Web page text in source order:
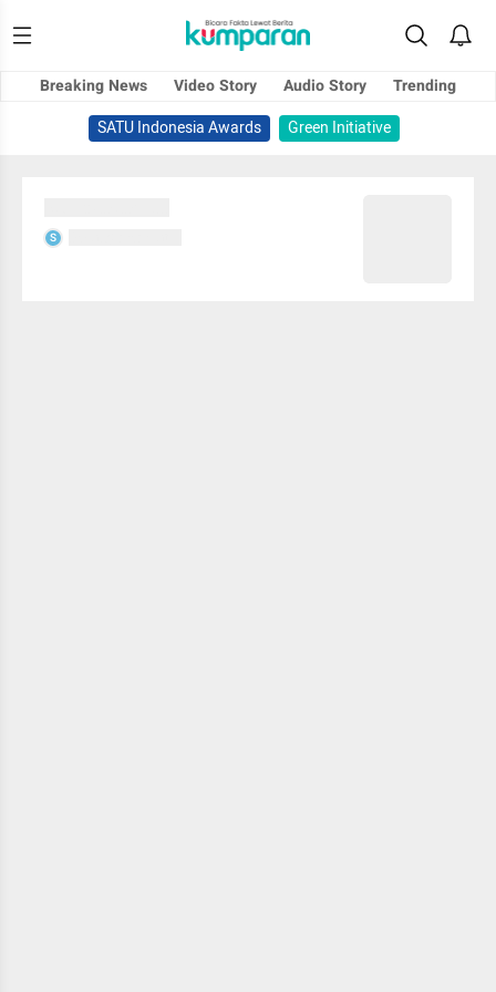
Breaking News Video Story Audio Story
Trending
SATU Indonesia Awards
Green Initiative
S